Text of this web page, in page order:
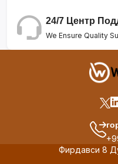
24/7 Центр
We Ensure Quality
Фирдавси 8